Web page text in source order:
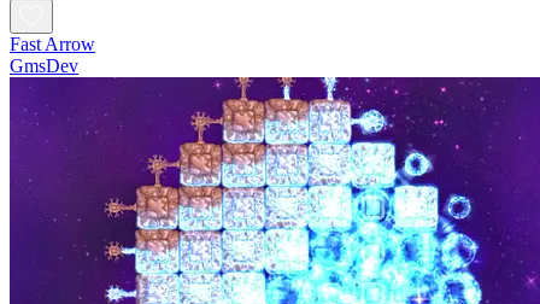
Fast Arrow
GmsDev